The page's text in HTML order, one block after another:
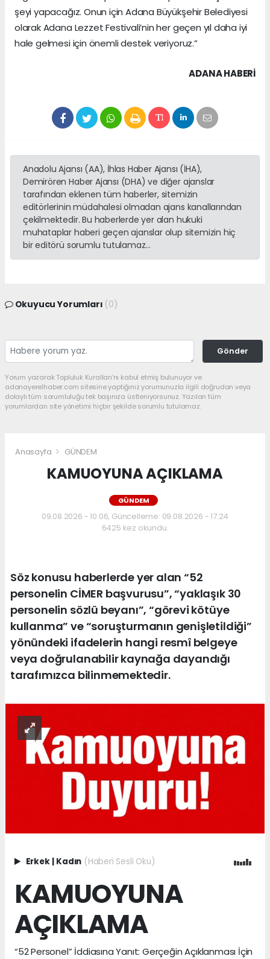
şeyi yapacağız. Onun için Adana Büyükşehir Belediyesi
olarak Adana Lezzet Festivali’nin her geçen yıl daha iyi
hale gelmesi için önemli destek veriyoruz.”
ADANA HABERİ
Anadolu Ajansı (AA), İhlas Haber Ajansı (İHA),
Demirören Haber Ajansı (DHA) ve diğer ajanslar
tarafından eklenen tüm haberler, sitemizin
editörlerinin müdahalesi olmadan ajans kanallarından
çekilmektedir. Bu haberlerde yer alan hukuki
muhataplar haberi geçen ajanslar olup sitemizin hiç
bir editörü sorumlu tutulamaz...
Okuyucu Yorumları (0)
Gönder
Yorum yazarak Topluluk Kuralları’nı kabul etmiş bulunuyor ve
adanayerelhaber.com sitesine yaptığınız yorumunuzla ilgili doğrudan veya
dolaylı tüm sorumluluğu tek başınıza üstleniyorsunuz. Yazılan tüm
yorumlardan site yönetimi hiçbir şekilde sorumlu tutulamaz.
Anasayfa GÜNDEM
KAMUOYUNA AÇIKLAMA
GÜNDEM
09.08.2026 - 10:06, Güncelleme: 09.08.2026 - 17:24
6425 kez okundu.
Söz konusu haberlerde yer alan “52
personelin CİMER başvurusu”, “yaklaşık 30
personelin sözlü beyanı”, “görevi kötüye
kullanma” ve “soruşturmanın genişletildiği”
yönündeki ifadelerin hangi resmî belgeye
veya doğrulanabilir kaynağa dayandığı
tarafımızca bilinmemektedir.
Erkek Kadın (Haberi Sesli Oku)
KAMUOYUNA
AÇIKLAMA
“52 Personel” İddiasına Yanıt: Gerçeğin Açıklanması İçin